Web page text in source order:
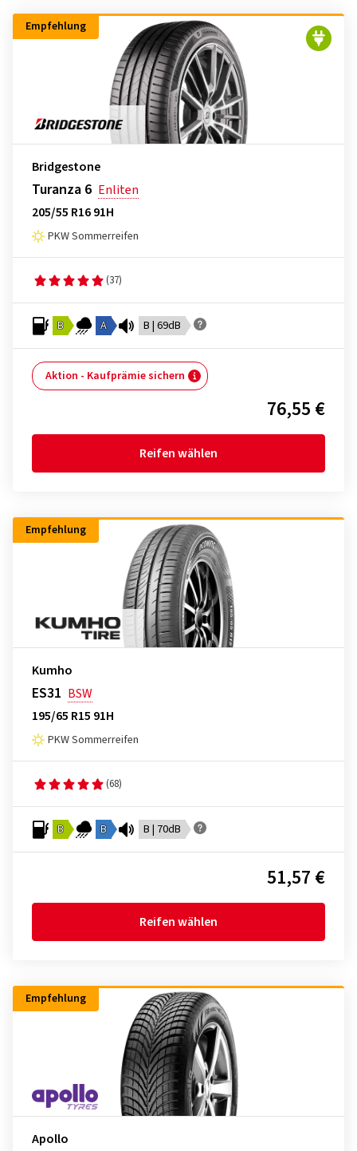
Empfehlung
Bridgestone
Turanza 6 Enliten
205/55 R16 91H
PKW Sommerreifen
(37)
B A B | 69dB
Aktion - Kaufprämie sichern
76,55 €
Reifen wählen
Empfehlung
Kumho
ES31 BSW
195/65 R15 91H
PKW Sommerreifen
(68)
B B B | 70dB
51,57 €
Reifen wählen
Empfehlung
Apollo